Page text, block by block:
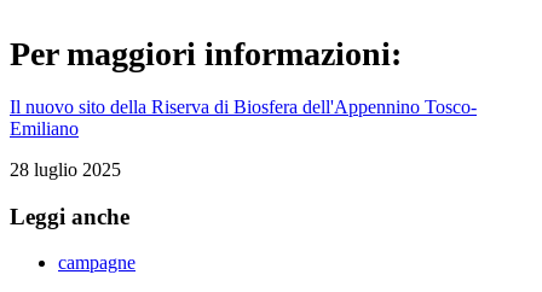
Per maggiori informazioni:
Il nuovo sito della Riserva di Biosfera dell'Appennino Tosco-
Emiliano
28 luglio 2025
Leggi anche
campagne